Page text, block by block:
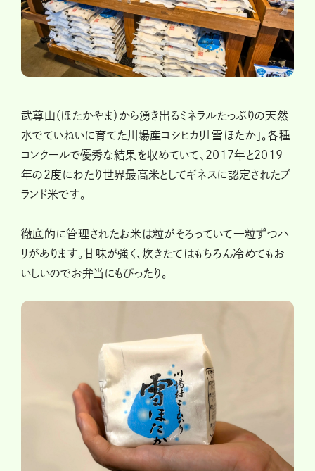
武尊山（ほたかやま）から湧き出るミネラルたっぷりの天然
水でていねいに育てた川場産コシヒカリ「雪ほたか」。各種
コンクールで優秀な結果を収めていて、2017年と2019
年の2度にわたり世界最高米としてギネスに認定されたブ
ランド米です。
徹底的に管理されたお米は粒がそろっていて一粒ずつハ
リがあります。甘味が強く、炊きたてはもちろん冷めてもお
いしいのでお弁当にもぴったり。